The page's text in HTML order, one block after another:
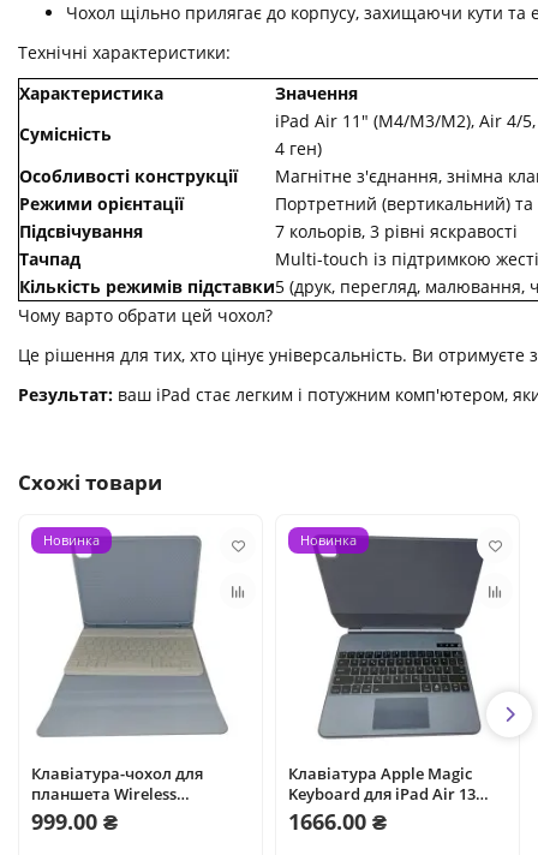
Чохол щільно прилягає до корпусу, захищаючи кути та
Технічні характеристики:
Характеристика
Значення
Сумісність
iPad Air 11" (M4/M3/M2), Air 4/
4 ген)
Особливості конструкції
Магнітне з'єднання, знімна
Режими орієнтації
Портретний (вертикальний)
Підсвічування
7 кольорів, 3 рівні яскравості
Тачпад
Multi-touch із підтримкою
Кількість режимів підставки5 (друк, перегляд, малювання,
Чому варто обрати цей чохол?
Це рішення для тих, хто цінує універсальність. Ви
Результат: ваш iPad стає легким і потужним комп'ютером,
Схожі товари
Новинка
Клавіатура-чохол для
планшета Wireless
Keyboard Case 90 Hours
Working Time
999.00 ₴
Новинка
Клавіатура Apple Magic
Keyboard для iPad Air 13
2024
1666.00 ₴